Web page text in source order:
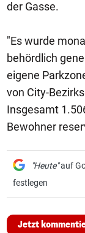
der Gasse.
"Es wurde
behördlich
eigene
von City-
Insgesamt
Bewohner
"Heute"auf
festlegen
Jetzt